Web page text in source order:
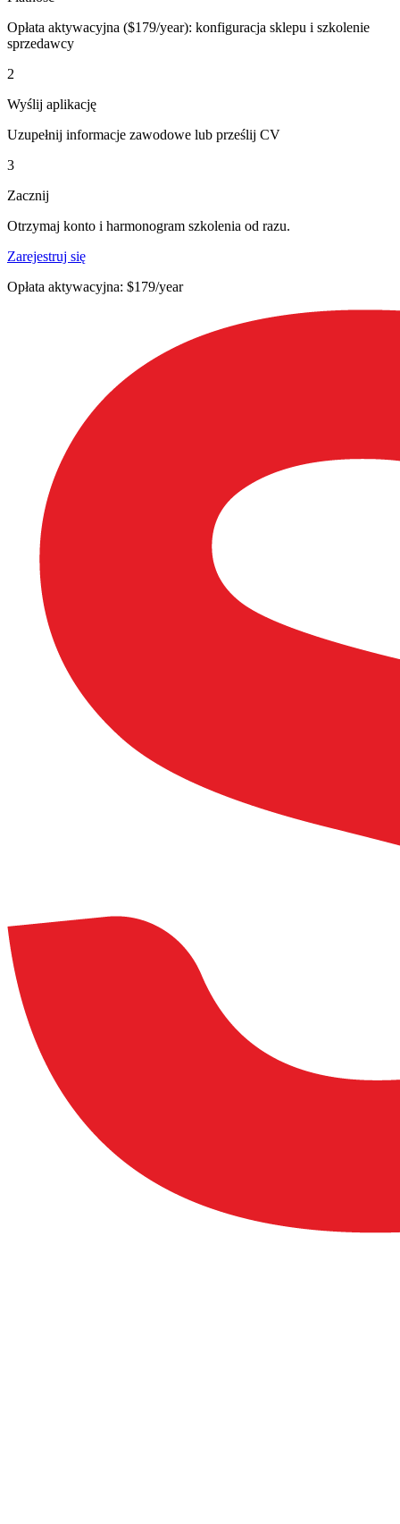
Opłata aktywacyjna ($179/year): konfiguracja sklepu i szkolenie
sprzedawcy
2
Wyślij aplikację
Uzupełnij informacje zawodowe lub prześlij CV
3
Zacznij
Otrzymaj konto i harmonogram szkolenia od razu.
Zarejestruj się
Opłata aktywacyjna: $179/year